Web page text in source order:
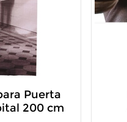
Puerta
200 cm